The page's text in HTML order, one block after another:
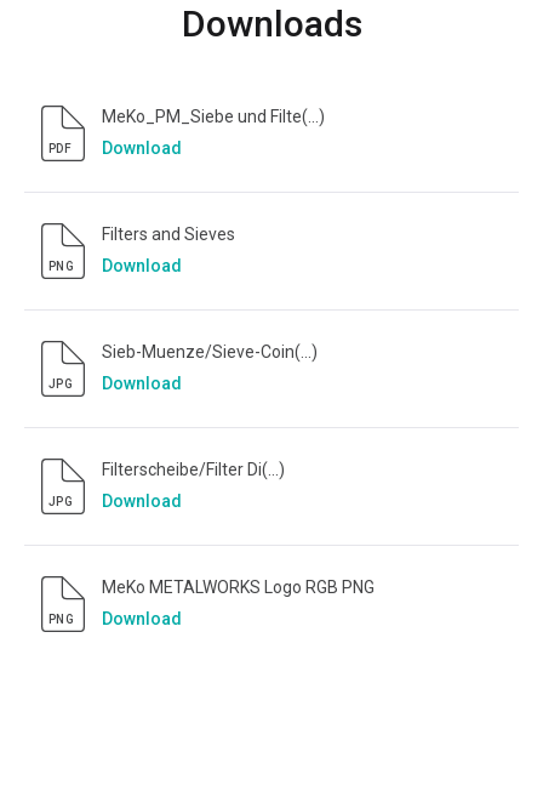
Downloads
PDF
MeKo_PM_Siebe und Filte(...)
Download
PNG
Filters and Sieves
Download
JPG
Sieb-Muenze/Sieve-Coin(...)
Download
JPG
Filterscheibe/Filter Di(...)
Download
PNG
MeKo METALWORKS Logo RGB PNG
Download